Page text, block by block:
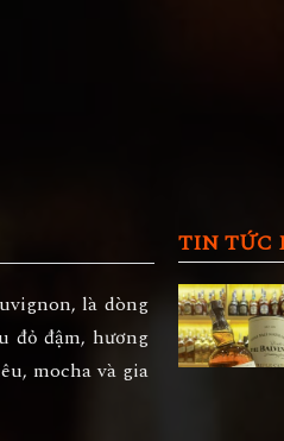
là dòng
đỏ đậm, hương
mocha và gia
TIN TỨC